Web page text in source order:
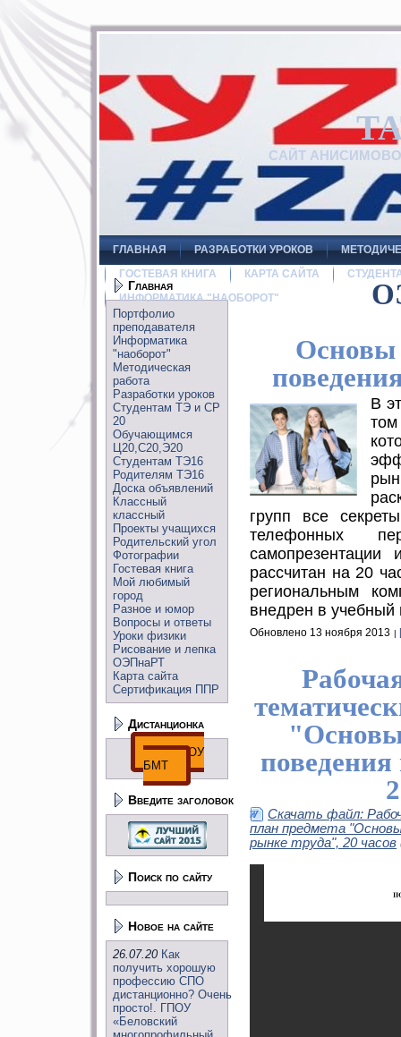
САЙТ
ГЛАВНАЯ РАЗРАБОТКИ УРОКОВ
ГОСТЕВАЯ КНИГА
КАРТА САЙТА
ИНФОРМАТИКА "НАОБОРОТ"
Главная
Портфолио
преподавателя
Информатика
"наоборот"
Методическая
работа
Разработки уроков
Студентам ТЭ и СР
20
Обучающимся
Ц20,С20,Э20
Студентам ТЭ16
Родителям ТЭ16
Доска объявлений
Классный
классный
Проекты учащихся
Родительский угол
Фотографии
Гостевая книга
Мой любимый
город
Разное и юмор
Вопросы и ответы
Уроки физики
Рисование и лепка
ОЭПнаРТ
Карта сайта
Сертификация ППР
Дистанционка
ДО ГПОУ
БМТ
Введите заголовок
Поиск по сайту
Новое на сайте
26.07.20 Как
получить хорошую
профессию СПО
дистанционно? Очень
просто!. ГПОУ
«Беловский
Основы
В
том
групп все
телефонных
самопрезентации
рассчитан на 20
региональным
внедрен в учебный
Обновлено 13 ноября 2013
Скачать файл:
план предмета
рынке труда", 20 часов